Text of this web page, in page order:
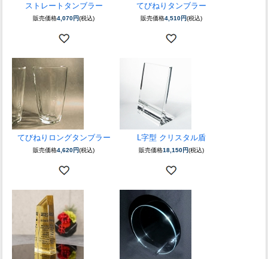
ストレートタンブラー
販売価格4,070円(税込)
てびねりタンブラー
販売価格4,510円(税込)
てびねりロングタンブラー
販売価格4,620円(税込)
L字型 クリスタル盾
販売価格18,150円(税込)